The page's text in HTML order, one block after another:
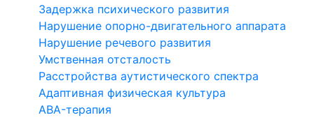
Задержка психического развития
Нарушение опорно-двигательного аппарата
Нарушение речевого развития
Умственная отсталость
Расстройства аутистического спектра
Адаптивная физическая культура
ABA-терапия